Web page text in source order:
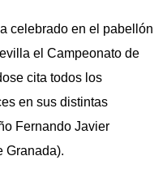
celebrado en el pabellón
el Campeonato de
cita todos los
en sus distintas
Fernando Javier
Granada).